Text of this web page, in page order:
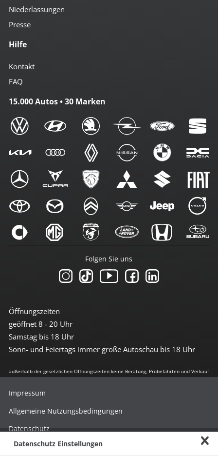
Niederlassungen
Presse
Hilfe
Kontakt
FAQ
15.000 Autos • 30 Marken
Öffnungszeiten
geöffnet 8 - 20 Uhr
Samstag bis 18 Uhr
Sonn- und Feiertags immer große Autoschau bis 18 Uhr
Folgen Sie uns
außerhalb der gesetzlichen Öffnungszeiten keine Beratung, Probefahrten und Verkauf
Impressum
Allgemeine Nutzungsbedingungen
Datenschutz
Hinweisgebersystem nach HinSchG
Datenschutz Einstellungen